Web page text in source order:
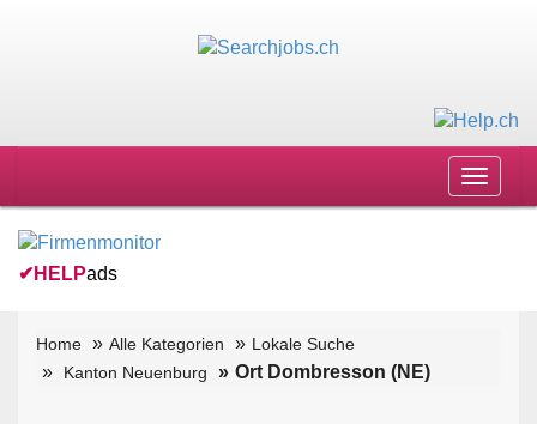
Toggle
✔ HELPads
Home Alle Kategorien
Lokale Suche
Kanton Neuenburg
Ort Dombresson (NE)